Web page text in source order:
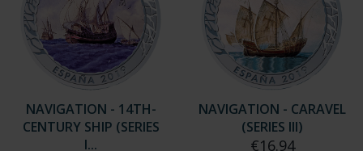
NAVIGATION - 14TH-
CENTURY SHIP (SERIES
I...
NAVIGATION - CARAVEL
(SERIES III)
€16.94